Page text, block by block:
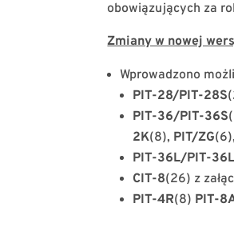
obowiązujących za
Zmiany w nowej
Wprowadzono
PIT-28/PIT-28S
PIT-36/PIT-36S
2K(8), PIT/ZG(6),
PIT-36L/PIT-
CIT-8(26) z
PIT-4R(8) PIT-